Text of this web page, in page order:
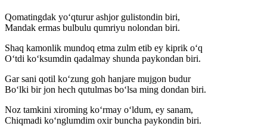
Qomatingdak yo‘qturur ashjor gulistondin biri,
Mandak ermas bulbulu qumriyu nolondan biri.
Shaq kamonlik mundoq etma zulm etib ey kiprik o‘q
O‘tdi ko‘ksumdin qadalmay shunda paykondan biri.
Gar sani qotil ko‘zung goh hanjare mujgon budur
Bo‘lki bir jon hech qutulmas bo‘lsa ming dondan biri.
Noz tamkini xiroming ko‘rmay o‘ldum, ey sanam,
Chiqmadi ko‘nglumdim oxir buncha paykondin biri.